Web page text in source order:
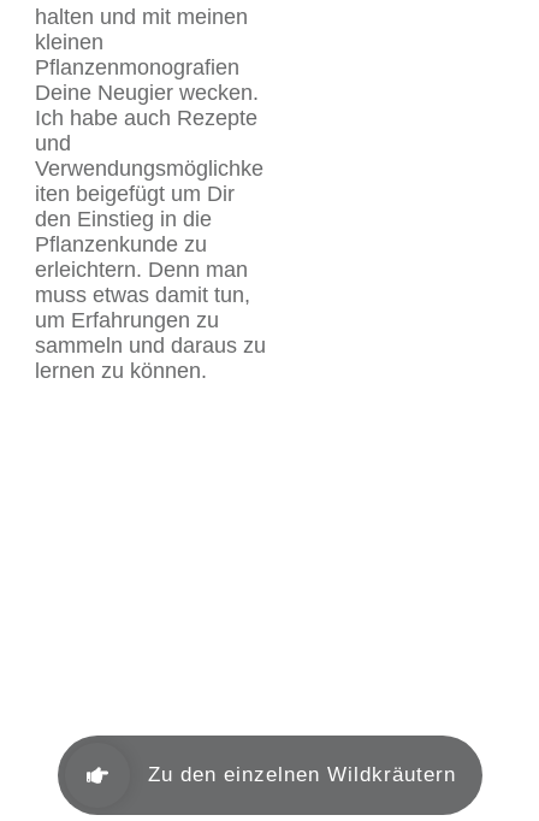
halten und mit meinen
kleinen
Pflanzenmonografien
Deine Neugier wecken.
Ich habe auch Rezepte
und
Verwendungsmöglichke
iten beigefügt um Dir
den Einstieg in die
Pflanzenkunde zu
erleichtern. Denn man
muss etwas damit tun,
um Erfahrungen zu
sammeln und daraus zu
lernen zu können.
Zu den einzelnen Wildkräutern